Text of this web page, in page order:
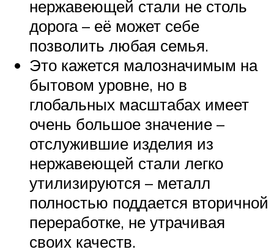
нержавеющей стали не столь
дорога – её может себе
позволить любая семья.
Это кажется малозначимым на
бытовом уровне, но в
глобальных масштабах имеет
очень большое значение –
отслужившие изделия из
нержавеющей стали легко
утилизируются – металл
полностью поддается вторичной
переработке, не утрачивая
своих качеств.